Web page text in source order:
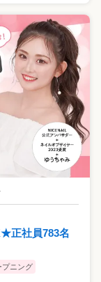
正社員783名
プニング